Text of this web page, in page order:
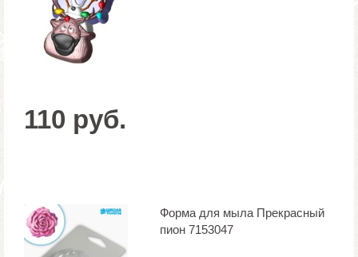
110 руб.
Форма для мыла Прекрасный
пион 7153047